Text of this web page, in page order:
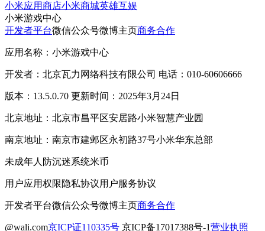
小米应用商店小米商城英雄互娱
小米游戏中心
开发者平台微信公众号微博主页商务合作
应用名称：小米游戏中心
开发者：北京瓦力网络科技有限公司 电话：010-60606666
版本：13.5.0.70 更新时间：2025年3月24日
北京地址：北京市昌平区安居路小米智慧产业园
南京地址：南京市建邺区永初路37号小米华东总部
未成年人防沉迷系统米币
用户应用权限隐私协议用户服务协议
开发者平台微信公众号微博主页商务合作
@wali.com京ICP证110335号 京ICP备17017388号-1营业执照